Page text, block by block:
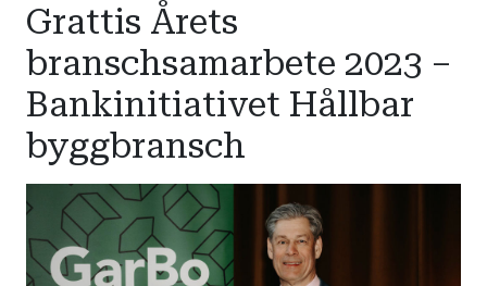
Grattis Årets
branschsamarbete 2023 –
Bankinitiativet Hållbar
byggbransch